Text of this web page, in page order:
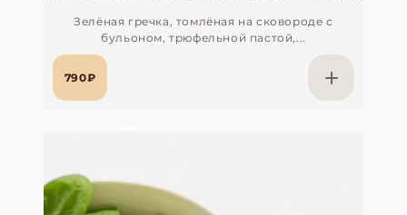
Зелёная гречка, томлёная на сковороде с
бульоном, трюфельной пастой,...
790₽